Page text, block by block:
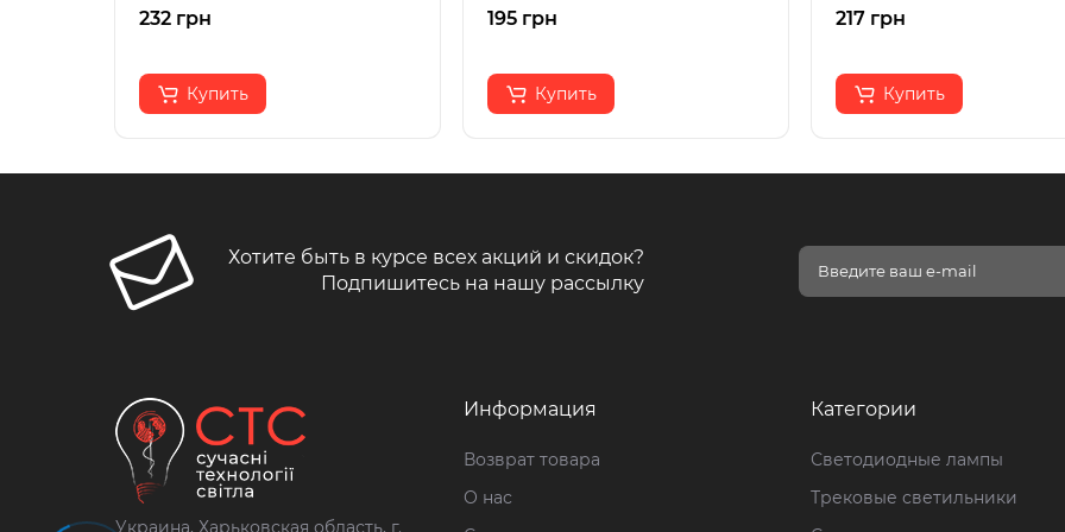
232 грн
Купить
195 грн
Купить
217 грн
Купить
Хотите быть в курсе всех акций и скидок?
Подпишитесь на нашу рассылку
Украина, Харьковская область, г.
Информация
Возврат товара
О нас
Категории
Светодиодные лампы
Трековые светильники